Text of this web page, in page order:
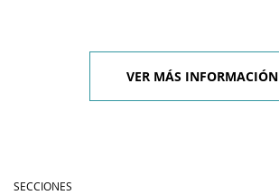
VER MÁS INFORMACIÓN
SECCIONES